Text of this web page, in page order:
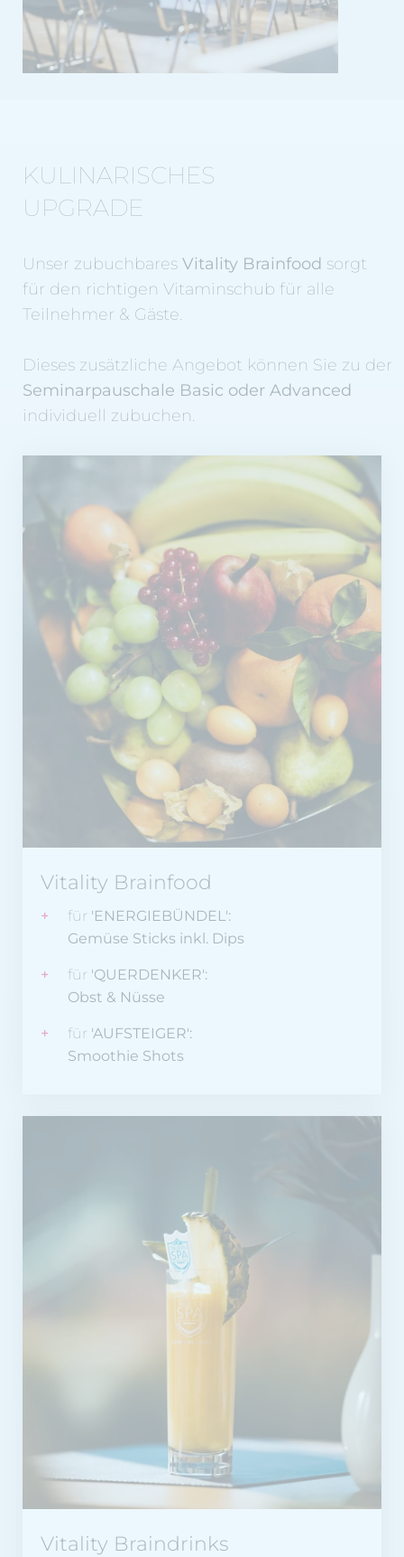
KULINARISCHES
UPGRADE
Unser zubuchbares Vitality Brainfood sorgt
für den richtigen Vitaminschub für alle
Teilnehmer & Gäste.
Dieses zusätzliche Angebot können Sie zu der
Seminarpauschale Basic oder Advanced
individuell zubuchen.
Vitality Brainfood
für 'ENERGIEBÜNDEL':
Gemüse Sticks inkl. Dips
für 'QUERDENKER':
Obst & Nüsse
für 'AUFSTEIGER':
Smoothie Shots
Vitality Braindrinks